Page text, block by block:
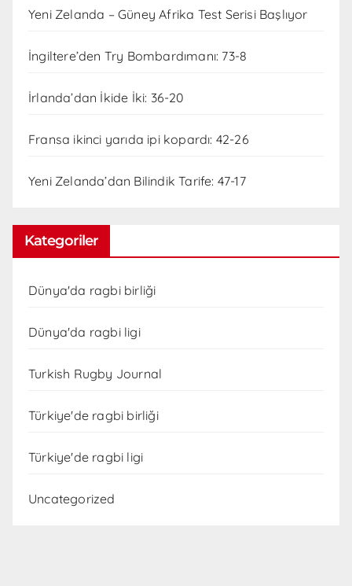
Yeni Zelanda – Güney Afrika Test Serisi Başlıyor
İngiltere’den Try Bombardımanı: 73-8
İrlanda’dan İkide İki: 36-20
Fransa ikinci yarıda ipi kopardı: 42-26
Yeni Zelanda’dan Bilindik Tarife: 47-17
Kategoriler
Dünya'da ragbi birliği
Dünya'da ragbi ligi
Turkish Rugby Journal
Türkiye'de ragbi birliği
Türkiye'de ragbi ligi
Uncategorized